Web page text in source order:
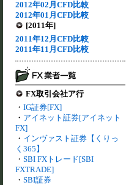
2012年02月CFD比較
2012年01月CFD比較
[2011年]
2011年12月CFD比較
2011年11月CFD比較
FX取引会社ア行
・ IG証券[FX]
・ アイネット証券[アイネット
FX]
・ インヴァスト証券【くりっ
く365】
・ SBI FXトレード[SBI
FXTRADE]
・ SBI証券